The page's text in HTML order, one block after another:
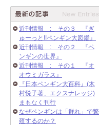
近刊情報 : その３ 『ぎ
ゅーっと!!ペンギン大図鑑』
近刊情報 : その２ 『ペ
ンギンの世界』
近刊情報 : その１ 『オ
オウミガラス』
『日本ペンギン大百科』(木
村悦子著、エクスナレッジ)
まもなく刊行
なぜペンギンは「群れ」で繁
殖するのか？